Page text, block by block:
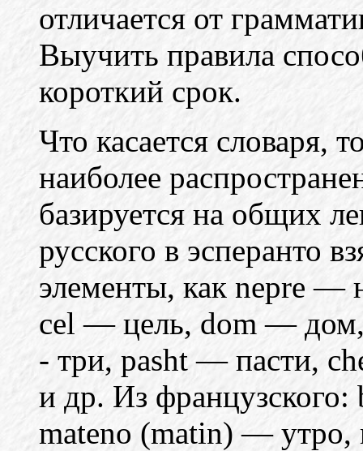
отличается от
Выучить правила
короткий срок.
Что касается словаря,
наиболее
базируется на общих
русского в эсперанто
элементы, как nepre
cel — цель, dom —
- три, pasht — пасти,
и др. Из
mateno (matin) —